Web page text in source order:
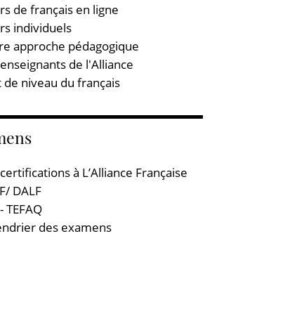
de français en ligne
individuels
approche pédagogique
de l'Alliance
de niveau du français
à L’Alliance Française
DALF
TEFAQ
des examens